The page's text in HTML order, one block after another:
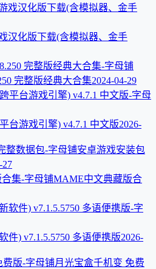
汉化版下载(含模拟器、金手
完整版经典大合集2024-04-29
台游戏引擎) v4.7.1 中文版2026-
安卓游戏安装包
27
MAME中文典藏版合
件) v7.1.5.5750 多语便携版2026-
月光宝盒千机变 免费